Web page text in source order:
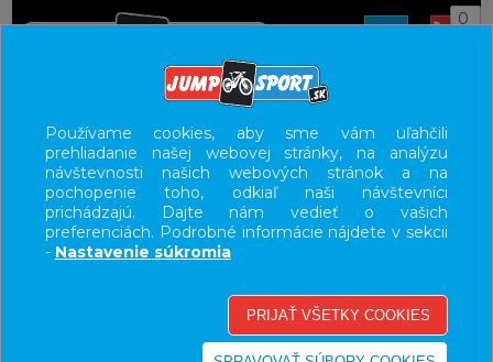
0
E-BIKE HORSKÉ HARDTAIL, PEVNÉ
UŽÍVATEĽSKÝ PANEL
KATEGÓRIE
VÝPREDAJ - VŠETKO
Používame cookies, aby sme vám uľahčili
prehliadanie našej webovej stránky, na analýzu
návštevnosti našich webových stránok a na
pochopenie toho, odkiaľ naši návštevníci
prichádzajú. Dajte nám vedieť o vašich
preferenciách. Podrobné informácie nájdete v sekcii
- Nastavenie súkromia